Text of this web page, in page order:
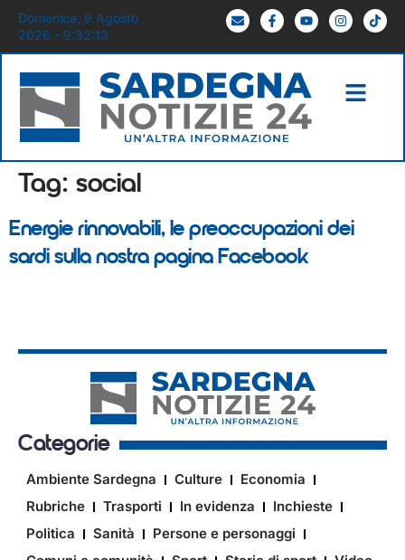
Domenica, 9 Agosto
2026 - 9:32:14
Tag: social
Energie rinnovabili, le preoccupazioni dei
sardi sulla nostra pagina Facebook
Categorie
Ambiente Sardegna Culture
Economia
Rubriche
Trasporti In evidenza
Inchieste
Politica
Sanità
Persone e personaggi